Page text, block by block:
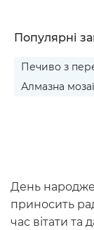
Популярні
Печиво з
Алмазна
День
приносить
час вітати